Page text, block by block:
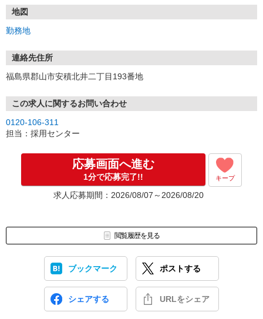
※実技試験はドライバーの職種のみとなります。
地図
勤務地
連絡先住所
福島県郡山市安積北井二丁目193番地
この求人に関するお問い合わせ
0120-106-311
担当：採用センター
応募画面へ進む
1分で応募完了!! キープ
求人応募期間：2026/08/07～2026/08/20
閲覧履歴を見る
ブックマーク ポストする
シェアする URLをシェア